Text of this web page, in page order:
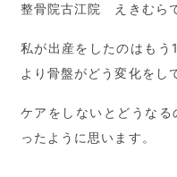
整骨院古江院 えきむら
私が出産をしたのはもう
より骨盤がどう変化をし
ケアをしないとどうな
ったように思います。